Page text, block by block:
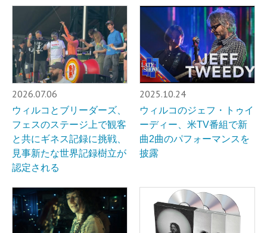
2026.07.06
ウィルコとブリーダーズ、
フェスのステージ上で観客
と共にギネス記録に挑戦、
見事新たな世界記録樹立が
認定される
2025.10.24
ウィルコのジェフ・トゥイ
ーディー、米TV番組で新
曲2曲のパフォーマンスを
披露